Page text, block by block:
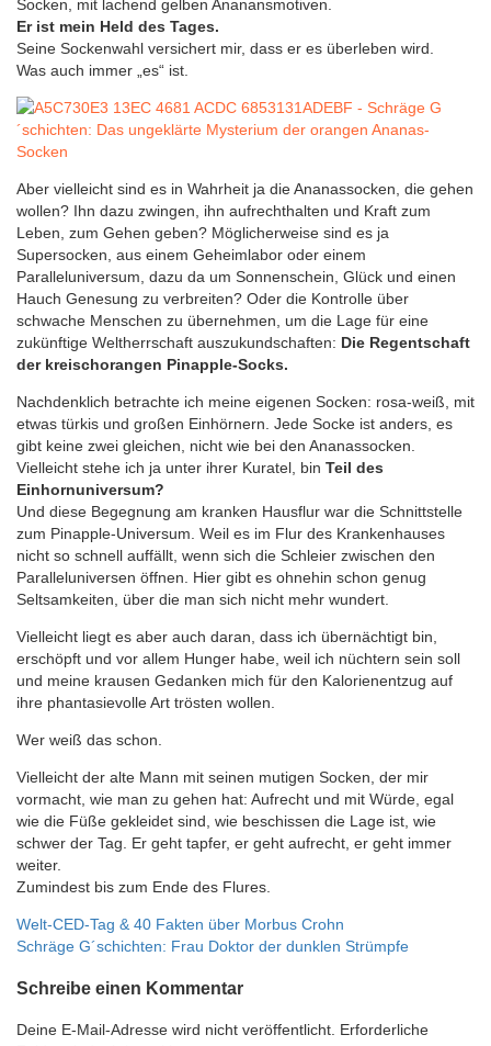
Socken, mit lachend gelben Ananansmotiven.
Er ist mein Held des Tages.
Seine Sockenwahl versichert mir, dass er es überleben wird.
Was auch immer „es“ ist.
Aber vielleicht sind es in Wahrheit ja die Ananassocken, die gehen
wollen? Ihn dazu zwingen, ihn aufrechthalten und Kraft zum
Leben, zum Gehen geben? Möglicherweise sind es ja
Supersocken, aus einem Geheimlabor oder einem
Paralleluniversum, dazu da um Sonnenschein, Glück und einen
Hauch Genesung zu verbreiten? Oder die Kontrolle über
schwache Menschen zu übernehmen, um die Lage für eine
zukünftige Weltherrschaft auszukundschaften: Die Regentschaft
der kreischorangen Pinapple-Socks.
Nachdenklich betrachte ich meine eigenen Socken: rosa-weiß, mit
etwas türkis und großen Einhörnern. Jede Socke ist anders, es
gibt keine zwei gleichen, nicht wie bei den Ananassocken.
Vielleicht stehe ich ja unter ihrer Kuratel, bin Teil des
Einhornuniversum?
Und diese Begegnung am kranken Hausflur war die Schnittstelle
zum Pinapple-Universum. Weil es im Flur des Krankenhauses
nicht so schnell auffällt, wenn sich die Schleier zwischen den
Paralleluniversen öffnen. Hier gibt es ohnehin schon genug
Seltsamkeiten, über die man sich nicht mehr wundert.
Vielleicht liegt es aber auch daran, dass ich übernächtigt bin,
erschöpft und vor allem Hunger habe, weil ich nüchtern sein soll
und meine krausen Gedanken mich für den Kalorienentzug auf
ihre phantasievolle Art trösten wollen.
Wer weiß das schon.
Vielleicht der alte Mann mit seinen mutigen Socken, der mir
vormacht, wie man zu gehen hat: Aufrecht und mit Würde, egal
wie die Füße gekleidet sind, wie beschissen die Lage ist, wie
schwer der Tag. Er geht tapfer, er geht aufrecht, er geht immer
weiter.
Zumindest bis zum Ende des Flures.
Beitragsnavigation
Welt-CED-Tag & 40 Fakten über Morbus Crohn
Schräge G´schichten: Frau Doktor der dunklen Strümpfe
Schreibe einen Kommentar
Deine E-Mail-Adresse wird nicht veröffentlicht. Erforderliche